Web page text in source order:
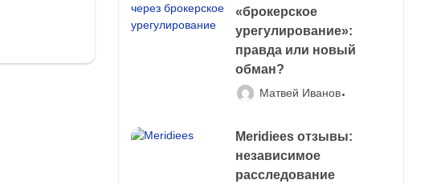
«брокерское
урегулирование»:
правда или новый
обман?
Матвей Иванов
Meridiees отзывы:
независимое
расследование